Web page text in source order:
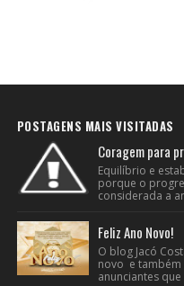
POSTAGENS MAIS VISITADAS
Coragem para
Equilíbrio e
porque o
considerada a
Feliz Ano Novo!
O blog Jacó
novo e também
anunciantes que